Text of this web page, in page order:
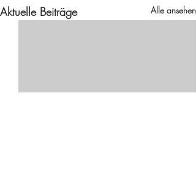
Aktuelle Beiträge Alle ansehen